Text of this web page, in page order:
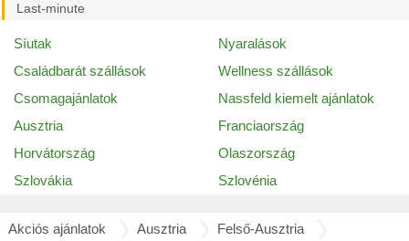
Last-minute
Síutak
Nyaralások
Családbarát szállások
Wellness szállások
Csomagajánlatok
Nassfeld kiemelt ajánlatok
Ausztria
Franciaország
Horvátország
Olaszország
Szlovákia
Szlovénia
Akciós ajánlatok Ausztria Felső-Ausztria